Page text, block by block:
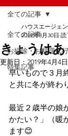
全ての記事
お掃除・お料理代行
特集記事
全ての記事
きょうは
ハウスエージェン
2019年3月30日 読
更新日： 2019年4月4日
早いもので３月
と共に冬が終わ
最近２歳半の娘
かたい？」（暖
ます😊